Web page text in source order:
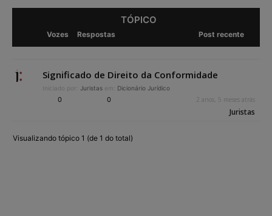
TÓPICO
Vozes Respostas Post recente
Significado de Direito da Conformidade
Iniciado por: Juristas em: Dicionário Jurídico
0 0 2 anos, 5 meses atrás
Juristas
Visualizando tópico 1 (de 1 do total)